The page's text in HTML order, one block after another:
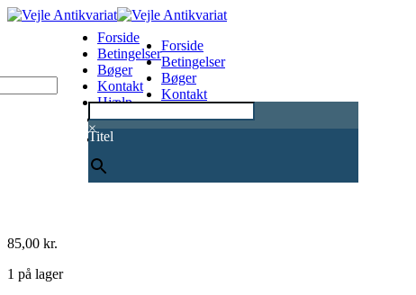
×
Titel
Forside
Betingelser
Bøger
Kontakt
Hjælp
0
Forside
Betingelser
Bøger
Kontakt
85,00 kr.
1 på lager